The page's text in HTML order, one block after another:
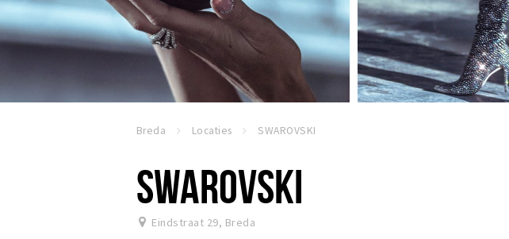
Breda Locaties SWAROVSKI
SWAROVSKI
Eindstraat 29, Breda